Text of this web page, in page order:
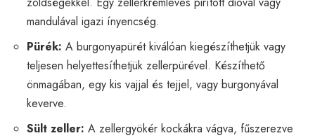
mandulával igazi ínyencség.
Pürék: A burgonyapürét kiválóan kiegészíthetjük vagy
teljesen helyettesíthetjük zellerpürével. Készíthető
önmagában, egy kis vajjal és tejjel, vagy burgonyával
keverve.
Sült zeller: A zellergyökér kockákra vágva, fűszerezve